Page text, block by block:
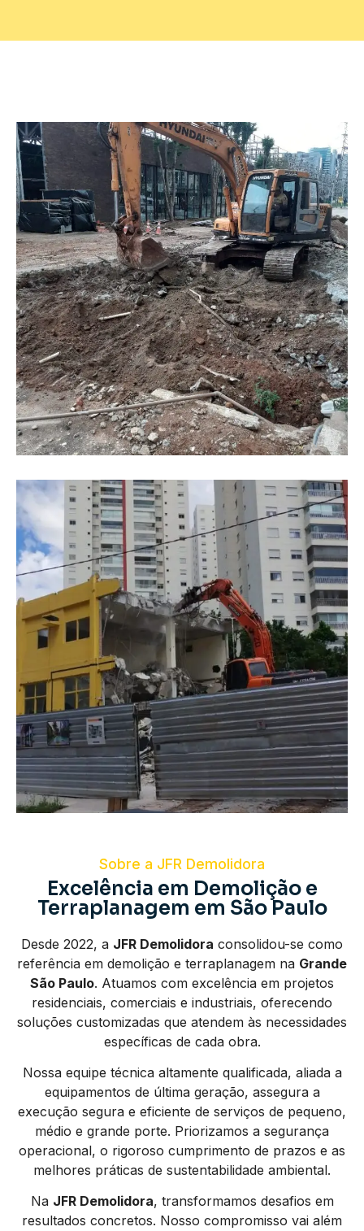
Sobre a JFR Demolidora
Excelência em Demolição e
Terraplanagem em São Paulo
Desde 2022, a JFR Demolidora consolidou-se como
referência em demolição e terraplanagem na Grande
São Paulo. Atuamos com excelência em projetos
residenciais, comerciais e industriais, oferecendo
soluções customizadas que atendem às necessidades
específicas de cada obra.
Nossa equipe técnica altamente qualificada, aliada a
equipamentos de última geração, assegura a
execução segura e eficiente de serviços de pequeno,
médio e grande porte. Priorizamos a segurança
operacional, o rigoroso cumprimento de prazos e as
melhores práticas de sustentabilidade ambiental.
Na JFR Demolidora, transformamos desafios em
resultados concretos. Nosso compromisso vai além